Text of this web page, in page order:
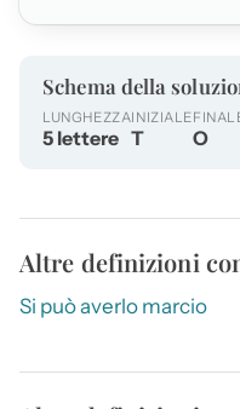
Schema della
LUNGHEZZA
5 lettere
INIZIALE
T O
Altre definizioni
Si può averlo marcio